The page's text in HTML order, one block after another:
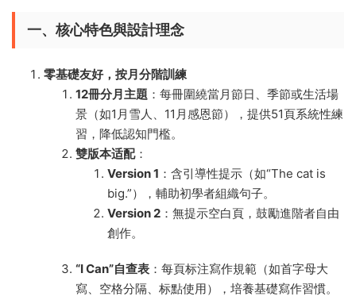
一、核心特色與設計理念
零基礎友好，按月分階訓練
12冊分月主題 ​：每冊圍繞當月節日、季節或生活場
景（如1月雪人、11月感恩節），提供51頁系統性練
習，降低認知門檻。
雙版本适配​：
Version 1 ​：含引導性提示（如“The cat is
big.”），輔助初學者組織句子。
Version 2 ​：無提示空白頁，鼓勵進階者自由
創作。
​“I Can”自查表 ​：每頁标注寫作規範（如首字母大
寫、空格分隔、标點使用），培養基礎寫作習慣。